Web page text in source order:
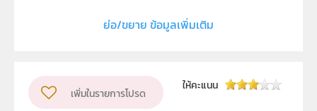
วิชา
ย่อ/ขยาย ข้อมูลเพิ่มเติม
เพิ่มในรายการโปรด
ให้คะแนน